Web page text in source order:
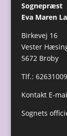
Sognepræst
Eva Maren
Birkevej 16
Vester
5672 Broby
Tlf.:
Kontakt E-
Sognets